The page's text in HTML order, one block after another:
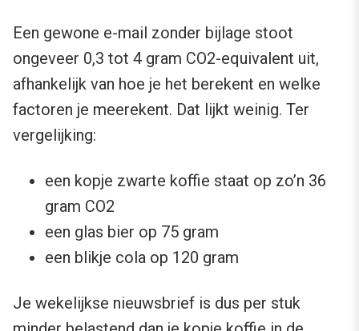
Een gewone e-mail zonder bijlage stoot
ongeveer 0,3 tot 4 gram CO2-equivalent uit,
afhankelijk van hoe je het berekent en welke
factoren je meerekent. Dat lijkt weinig. Ter
vergelijking:
een kopje zwarte koffie staat op zo’n 36
gram CO2
een glas bier op 75 gram
een blikje cola op 120 gram
Je wekelijkse nieuwsbrief is dus per stuk